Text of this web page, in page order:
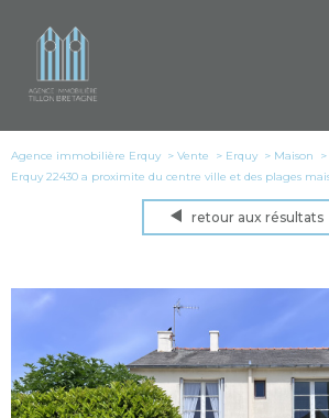
Agence immobilière Erquy Vente Erquy Maison
Erquy 22430 a proximite du centre ville et des plages
retour aux résultats